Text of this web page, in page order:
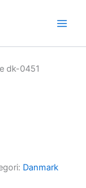
dk-0451
Danmark